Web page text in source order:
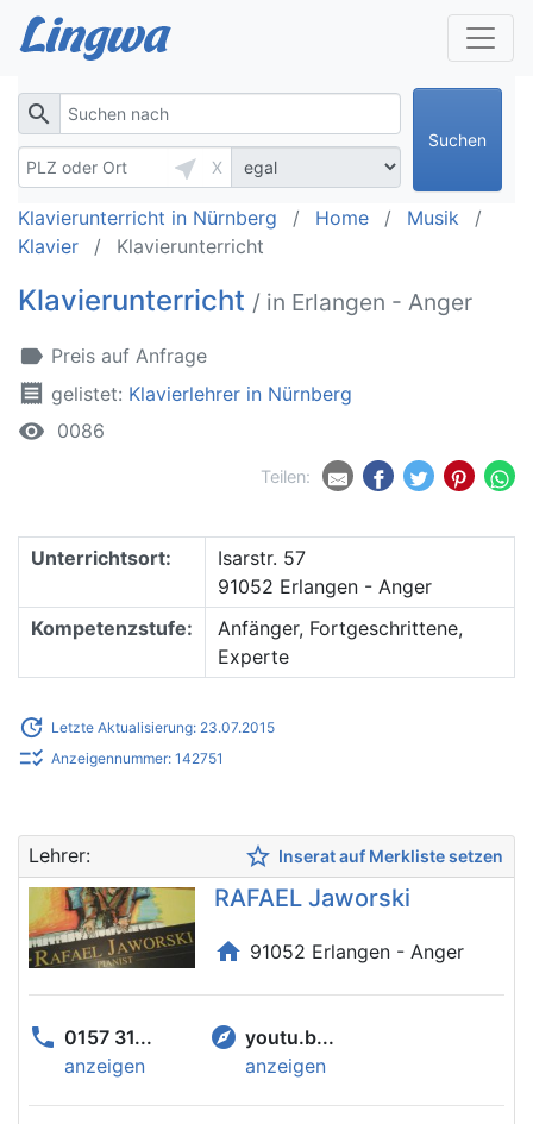
search
near_me
X
Suchen
Klavierunterricht in Nürnberg Home
Musik
Klavier
Klavierunterricht
Klavierunterricht / in Erlangen - Anger
label Preis auf Anfrage
receipt gelistet: Klavierlehrer in Nürnberg
remove_red_eye 0086
Teilen:
Unterrichtsort:
Isarstr. 57
91052 Erlangen - Anger
Kompetenzstufe:
Anfänger, Fortgeschrittene,
Experte
update Letzte Aktualisierung: 23.07.2015
checklist_rtl Anzeigennummer: 142751
Lehrer: star_border Inserat auf Merkliste setzen
RAFAEL Jaworski
home 91052 Erlangen - Anger
phone 0157 31...
anzeigen
explore youtu.b...
anzeigen